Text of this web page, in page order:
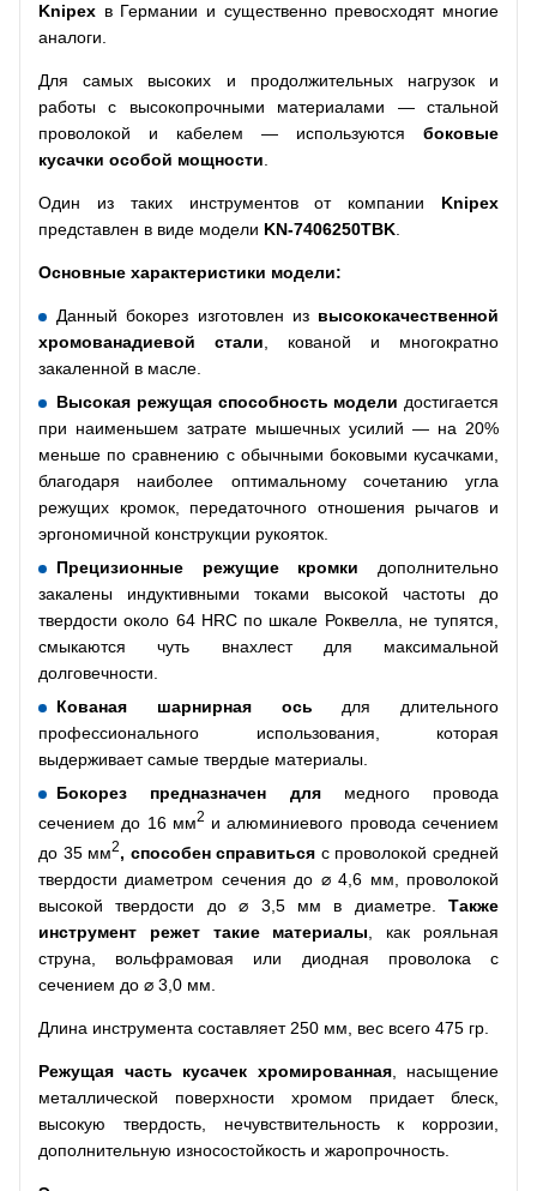
Knipex в Германии и существенно превосходят многие
аналоги.
Для самых высоких и продолжительных нагрузок и
работы с высокопрочными материалами — стальной
проволокой и кабелем — используются боковые
кусачки особой мощности.
Один из таких инструментов от компании Knipex
представлен в виде модели KN-7406250TBK.
Основные характеристики модели:
Данный бокорез изготовлен из высококачественной
хромованадиевой стали, кованой и многократно
закаленной в масле.
Высокая режущая способность модели достигается
при наименьшем затрате мышечных усилий — на 20%
меньше по сравнению с обычными боковыми кусачками,
благодаря наиболее оптимальному сочетанию угла
режущих кромок, передаточного отношения рычагов и
эргономичной конструкции рукояток.
Прецизионные режущие кромки дополнительно
закалены индуктивными токами высокой частоты до
твердости около 64 HRC по шкале Роквелла, не тупятся,
смыкаются чуть внахлест для максимальной
долговечности.
Кованая шарнирная ось для длительного
профессионального использования, которая
выдерживает самые твердые материалы.
Бокорез предназначен для медного провода
сечением до 16 мм2 и алюминиевого провода сечением
до 35 мм2, способен справиться с проволокой средней
твердости диаметром сечения до ⌀ 4,6 мм, проволокой
высокой твердости до ⌀ 3,5 мм в диаметре. Также
инструмент режет такие материалы , как рояльная
струна, вольфрамовая или диодная проволока с
сечением до ⌀ 3,0 мм.
Длина инструмента составляет 250 мм, вес всего 475 гр.
Режущая часть кусачек хромированная, насыщение
металлической поверхности хромом придает блеск,
высокую твердость, нечувствительность к коррозии,
дополнительную износостойкость и жаропрочность.